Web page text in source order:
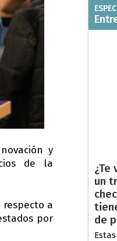
y
de la
respecto a
por
¿Te
un
de